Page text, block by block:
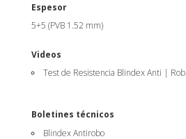
Espesor
5+5 (PVB 1.52 mm)
Videos
Test de Resistencia Blindex Anti | Rob
Boletines técnicos
Blindex Antirobo